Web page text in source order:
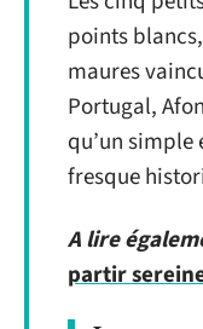
points
maures
Portugal,
qu’un
fresque
A lire
partir